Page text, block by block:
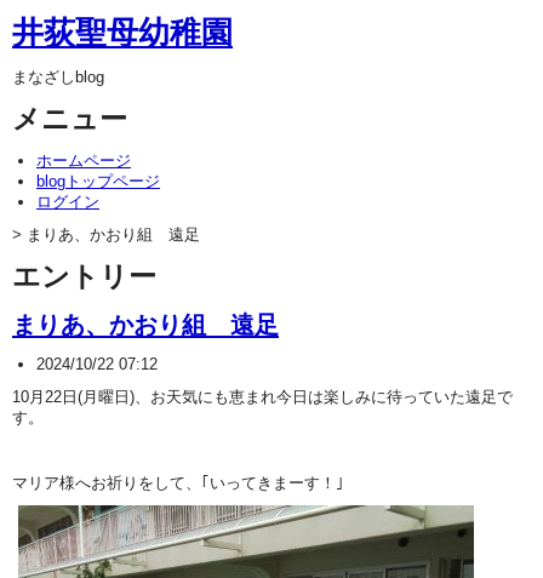
井荻聖母幼稚園
まなざしblog
メニュー
ホームページ
blogトップページ
ログイン
> まりあ、かおり組 遠足
エントリー
まりあ、かおり組 遠足
2024/10/22 07:12
10月22日(月曜日)、お天気にも恵まれ今日は楽しみに待っていた遠足で
す。
マリア様へお祈りをして、｢いってきまーす！｣